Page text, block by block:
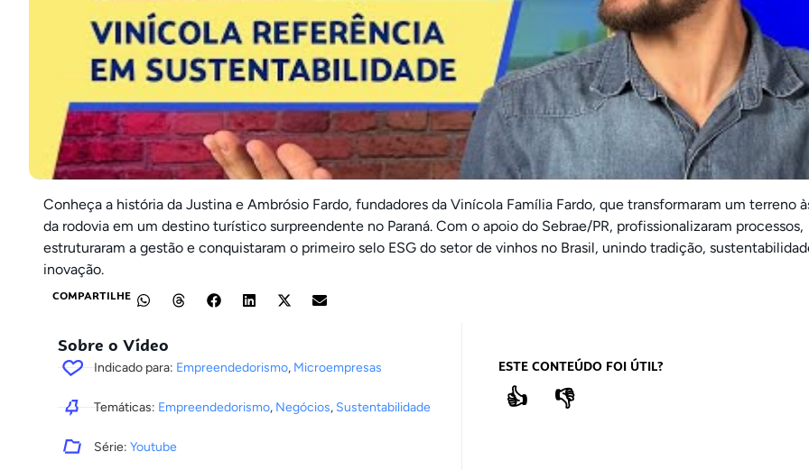
Conheça a história da Justina e Ambrósio Fardo, fundadores da Vinícola Família Fardo, que transformaram um terreno
da rodovia em um destino turístico surpreendente no Paraná. Com o apoio do Sebrae/PR, profissionalizaram processos,
estruturaram a gestão e conquistaram o primeiro selo ESG do setor de vinhos no Brasil, unindo tradição,
inovação.
COMPARTILHE
Sobre o Vídeo
Indicado para: Empreendedorismo, Microempresas
Temáticas: Empreendedorismo, Negócios, Sustentabilidade
Série: Youtube
ESTE CONTEÚDO FOI ÚTIL?
👍 👎